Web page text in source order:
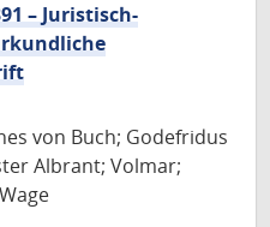
– Juristisch-
von Buch; Godefridus
Albrant; Volmar;